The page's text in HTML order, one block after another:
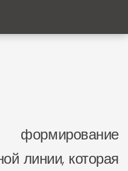
линии, которая